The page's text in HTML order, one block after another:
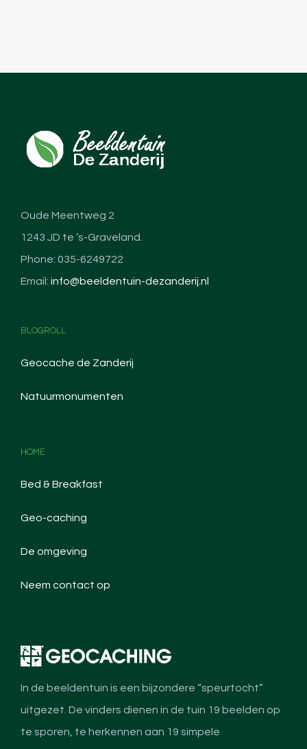
Oude Meentweg 2
1243 JD te ’s-Graveland.
Phone: 035-6249722
Email: info@beeldentuin-dezanderij.nl
BLOGROLL
Geocache de Zanderij
Natuurmonumenten
HOME
Bed & Breakfast
Geo-caching
De omgeving
Neem contact op
In de beeldentuin is een bijzondere “speurtocht”
uitgezet. De vinders dienen in de tuin 19 beelden op
te sporen, te herkennen aan 19 simpele